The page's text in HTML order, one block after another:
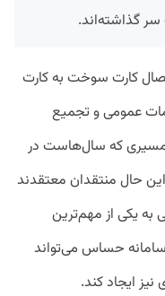
گذاشته‌اند.
کارت سوخت به کارت
عمومی و تجمیع
مسیری که سال‌هاست در
حال منتقدان معتقدند
به یکی از مهم‌ترین
حساس می‌تواند
ایجاد کند.